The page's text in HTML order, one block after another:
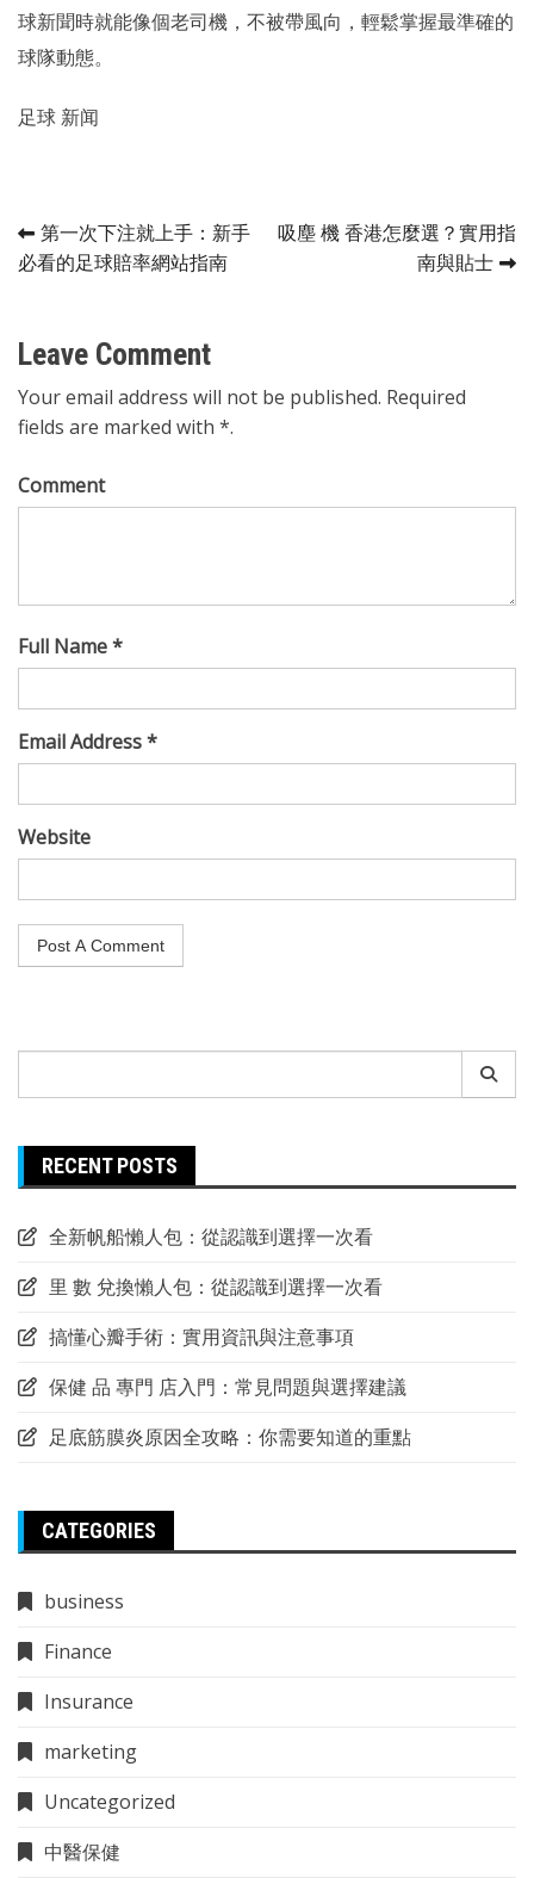
球新聞時就能像個老司機，不被帶風向，輕鬆掌握最準確的
球隊動態。
足球 新闻
Post
navigation
第一次下注就上手：新手
必看的足球賠率網站指南
吸塵 機 香港怎麼選？實用指
南與貼士
Leave Comment
Your email address will not be published. Required
fields are marked with *.
Comment
Full Name *
Email Address *
Website
for:
RECENT POSTS
全新帆船懶人包：從認識到選擇一次看
里 數 兌換懶人包：從認識到選擇一次看
搞懂心瓣手術：實用資訊與注意事項
保健 品 專門 店入門：常見問題與選擇建議
足底筋膜炎原因全攻略：你需要知道的重點
CATEGORIES
business
Finance
Insurance
marketing
Uncategorized
中醫保健